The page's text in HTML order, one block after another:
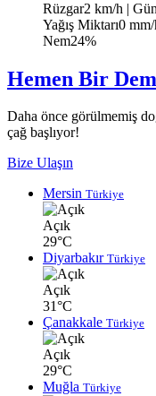
Rüzgar2 km/h |
Yağış Miktarı0 mm/
Nem24%
Hemen Bir
Daha önce görülmemiş
çağ başlıyor!
Bize Ulaşın
Mersin Türkiye
Açık
29°C
Diyarbakır Türkiye
Açık
31°C
Çanakkale Türkiye
Açık
29°C
Muğla Türkiye